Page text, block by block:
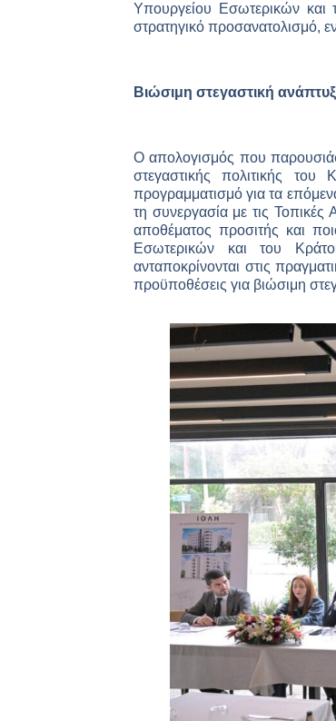
Υπουργείου Εσωτερικών και
στρατηγικό προσανατολισμό,
Βιώσιμη στεγαστική
Ο απολογισμός που
στεγαστικής πολιτικής
προγραμματισμό για τα
τη συνεργασία με τις Τοπικές
αποθέματος προσιτής και
Εσωτερικών και του
ανταποκρίνονται στις
προϋποθέσεις για βιώσιμη